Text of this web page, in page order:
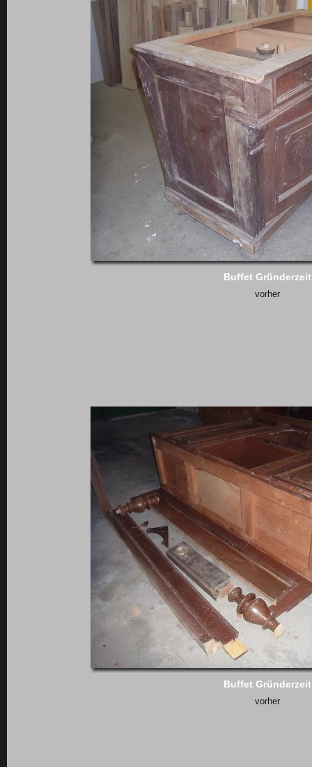
Buffet Gründerzeit
vorher
Buffet Gründerzeit
vorher